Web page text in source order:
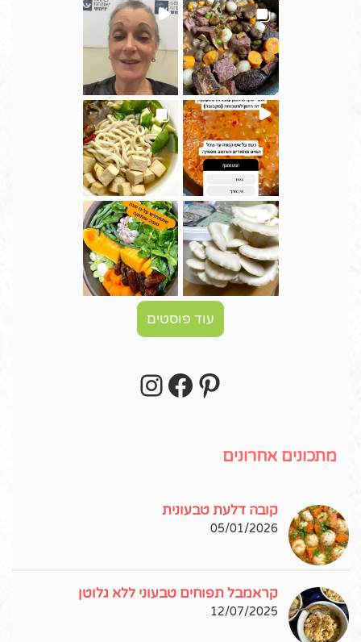
עוד פוסטים
Pinterest
Facebook
מתכונים אחרונים
קובה דלעת טבעונית
05/01/2026
קראמבל תפוחים טבעוני ללא גלוטן
12/07/2025